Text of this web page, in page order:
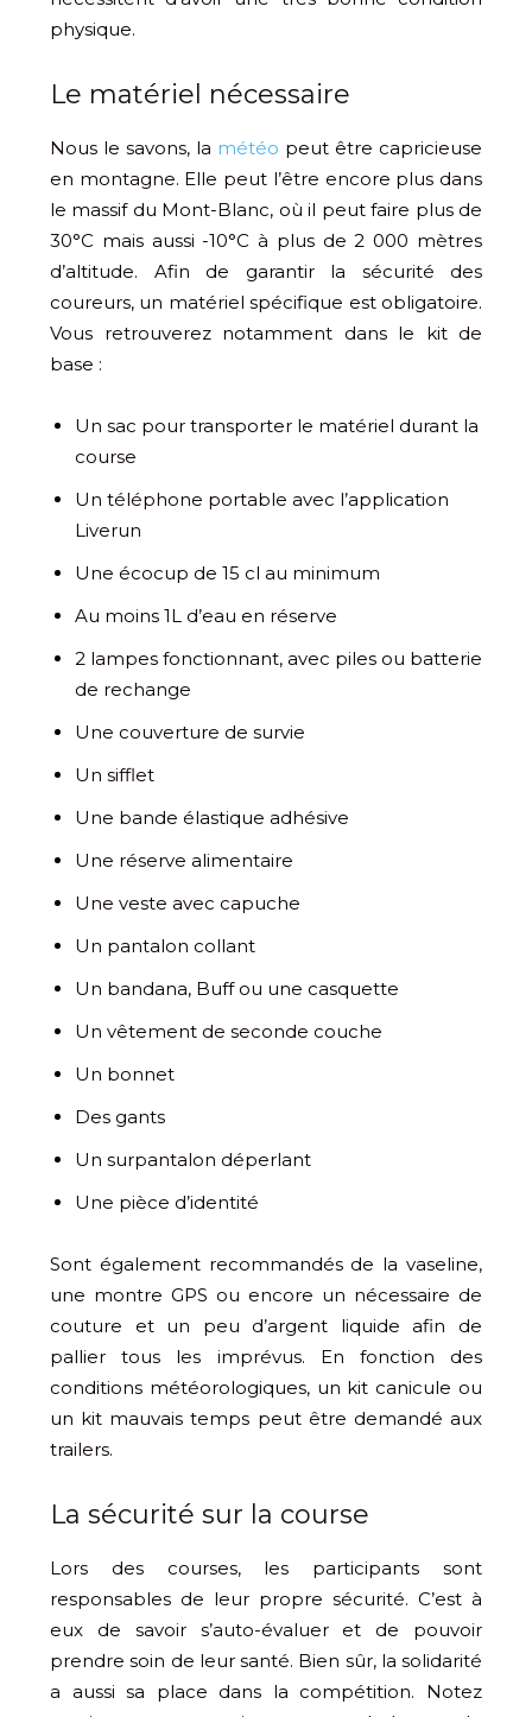
physique.
Le matériel nécessaire
Nous le savons, la météo peut être capricieuse
en montagne. Elle peut l’être encore plus dans
le massif du Mont-Blanc, où il peut faire plus de
30°C mais aussi -10°C à plus de 2 000 mètres
d’altitude. Afin de garantir la sécurité des
coureurs, un matériel spécifique est obligatoire.
Vous retrouverez notamment dans le kit de
base :
Un sac pour transporter le matériel durant la
course
Un téléphone portable avec l’application
Liverun
Une écocup de 15 cl au minimum
Au moins 1L d’eau en réserve
2 lampes fonctionnant, avec piles ou batterie
de rechange
Une couverture de survie
Un sifflet
Une bande élastique adhésive
Une réserve alimentaire
Une veste avec capuche
Un pantalon collant
Un bandana, Buff ou une casquette
Un vêtement de seconde couche
Un bonnet
Des gants
Un surpantalon déperlant
Une pièce d’identité
Sont également recommandés de la vaseline,
une montre GPS ou encore un nécessaire de
couture et un peu d’argent liquide afin de
pallier tous les imprévus. En fonction des
conditions météorologiques, un kit canicule ou
un kit mauvais temps peut être demandé aux
trailers.
La sécurité sur la course
Lors des courses, les participants sont
responsables de leur propre sécurité. C’est à
eux de savoir s’auto-évaluer et de pouvoir
prendre soin de leur santé. Bien sûr, la solidarité
a aussi sa place dans la compétition. Notez